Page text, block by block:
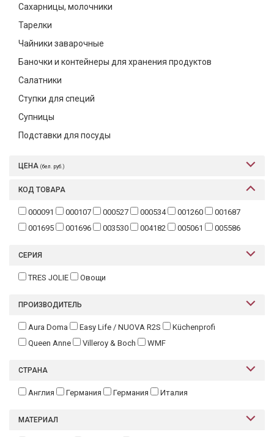
Сахарницы, молочники
Тарелки
Чайники заварочные
Баночки и контейнеры для хранения продуктов
Салатники
Ступки для специй
Супницы
Подставки для посуды
ЦЕНА (бел. руб.)
КОД ТОВАРА
000091 000107 000527 000534 001260
001687
001695
001696 003530 004182 005061 005586
СЕРИЯ
TRES JOLIE Овощи
ПРОИЗВОДИТЕЛЬ
Aura Doma Easy Life / NUOVA R2S
Küchenprofi
Queen Anne
Villeroy & Boch WMF
СТРАНА
Англия Германия Германия Италия
МАТЕРИАЛ